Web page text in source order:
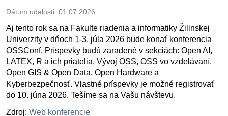
Dátum udalosti: 01.07.2026
Aj tento rok sa na Fakulte riadenia a informatiky Žilinskej
Univerzity v dňoch 1-3. júla 2026 bude konať konferencia
OSSConf. Príspevky budú zaradené v sekciách: Open AI,
LATEX, R a ich priatelia, Vývoj OSS, OSS vo vzdelávaní,
Open GIS & Open Data, Open Hardware a
Kyberbezpečnosť. Vlastné príspevky je možné registrovať
do 10. júna 2026. Tešíme sa na Vašu návštevu.
Zdroj: Web konferencie